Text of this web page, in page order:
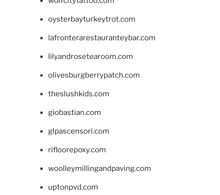
oysterbayturkeytrot.com
lafronterarestauranteybar.com
lilyandrosetearoom.com
olivesburgberrypatch.com
theslushkids.com
giobastian.com
glpascensori.com
rifloorepoxy.com
woolleymillingandpaving.com
uptonpvd.com